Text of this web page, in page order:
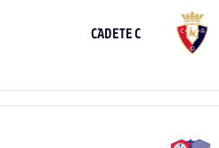
CADETE C